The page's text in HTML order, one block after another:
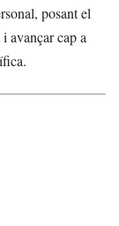
posant el
avançar cap a